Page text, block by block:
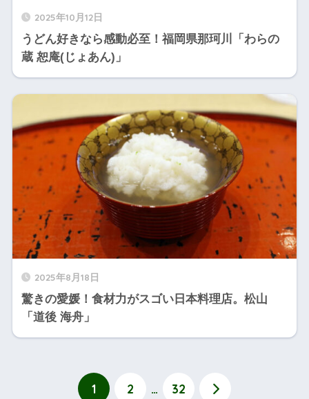
2025年10月12日
うどん好きなら感動必至！福岡県那珂川「わらの
蔵 恕庵(じょあん)」
2025年8月18日
驚きの愛媛！食材力がスゴい日本料理店。松山
「道後 海舟」
1 2 … 32